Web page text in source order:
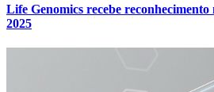
Life Genomics recebe
2025